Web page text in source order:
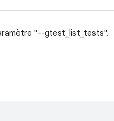
"--gtest_list_tests".